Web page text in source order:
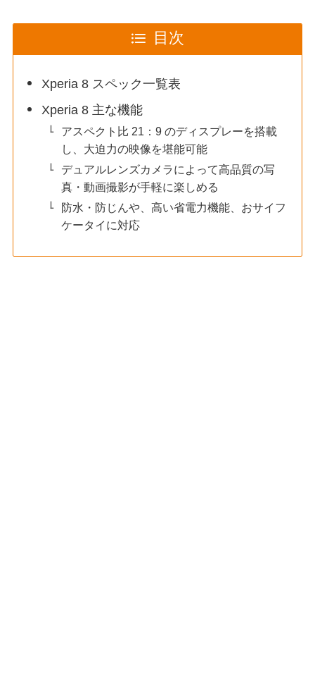
目次
Xperia 8 スペック一覧表
Xperia 8 主な機能
アスペクト比 21：9 のディスプレーを搭載
し、大迫力の映像を堪能可能
デュアルレンズカメラによって高品質の写
真・動画撮影が手軽に楽しめる
防水・防じんや、高い省電力機能、おサイフ
ケータイに対応